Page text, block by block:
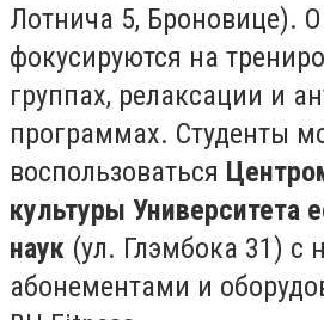
Лотничa 5, Броновице).
фокусируются на
группах, релаксации и
программах. Студенты
воспользоваться
культуры Университета
наук (ул. Глэмбока 31) с
абонементами и